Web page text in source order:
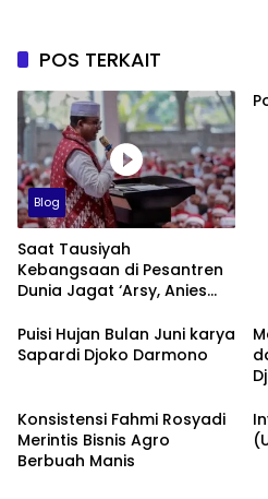
POS TERKAIT
Blog
Saat Tausiyah
Kebangsaan di Pesantren
Dunia Jagat ‘Arsy, Anies
Dukungan dari Abah Aos
Puisi Hujan Bulan Juni karya
Sapardi Djoko Darmono
Konsistensi Fahmi Rosyadi
Merintis Bisnis Agro
Berbuah Manis